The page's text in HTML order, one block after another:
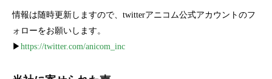
情報は随時更新しますので、twitterアニコム公式アカウントのフ
ォローをお願いします。
▶ https://twitter.com/anicom_inc